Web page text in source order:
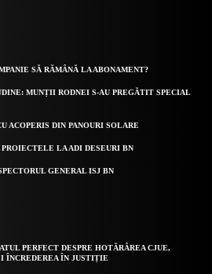
SĂ RĂMÂNĂ LA ABONAMENT?
MUNȚII RODNEI S-AU PREGĂTIT SPECIAL
ACOPERIS DIN PANOURI SOLARE
LA ADI DESEURI BN
GENERAL ISJ BN
PERFECT DESPRE HOTĂRÂREA CJUE,
ÎN JUSTIȚIE